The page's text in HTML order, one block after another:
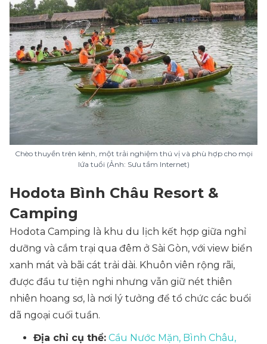
Chèo thuyền trên kênh, một trải nghiệm thú vị và phù hợp cho mọi
lứa tuổi (Ảnh: Sưu tầm Internet)
Hodota Bình Châu Resort &
Camping
Hodota Camping là khu du lịch kết hợp giữa nghỉ
dưỡng và cắm trại qua đêm ở Sài Gòn, với view biển
xanh mát và bãi cát trải dài. Khuôn viên rộng rãi,
được đầu tư tiện nghi nhưng vẫn giữ nét thiên
nhiên hoang sơ, là nơi lý tưởng để tổ chức các buổi
dã ngoại cuối tuần.
Địa chỉ cụ thể: Cầu Nước Mặn, Bình Châu,